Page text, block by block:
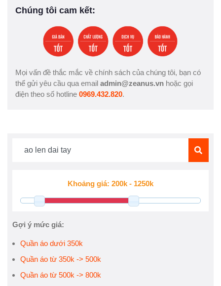
Chúng tôi cam kết:
Mọi vấn đề thắc mắc về chính sách của chúng tôi, bạn có
thể gửi yêu cầu qua email admin@zeanus.vn hoặc gọi
điện theo số hotline 0969.432.820.
Gợi ý mức giá:
Quần áo dưới 350k
Quần áo từ 350k -> 500k
Quần áo từ 500k -> 800k